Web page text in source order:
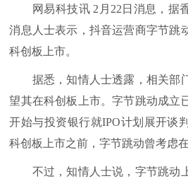
网易科技讯 2月22日消息，据香
消息人士表示，抖音运营商字节跳
科创板上市。
据悉，知情人士透露，相关部
望其在科创板上市。字节跳动成立
开始与投资银行就IPO计划展开谈
科创板上市之前，字节跳动曾考虑
不过，知情人士说，字节跳动